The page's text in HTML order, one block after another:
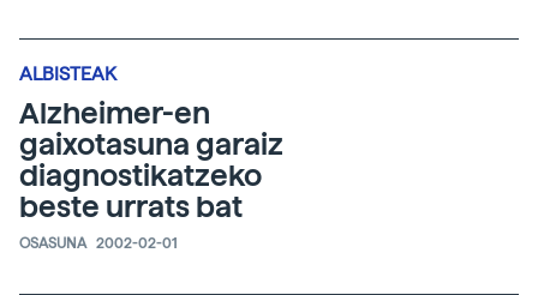
ALBISTEAK
Alzheimer-en
gaixotasuna garaiz
diagnostikatzeko
beste urrats bat
OSASUNA 2002-02-01